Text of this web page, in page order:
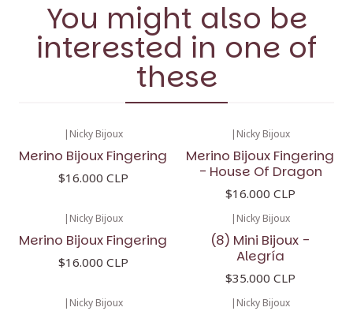
You might also be
interested in one of
these
| Nicky Bijoux
Merino Bijoux Fingering
$16.000 CLP
| Nicky Bijoux
Merino Bijoux Fingering
- House Of Dragon
$16.000 CLP
| Nicky Bijoux
Merino Bijoux Fingering
$16.000 CLP
| Nicky Bijoux
(8) Mini Bijoux -
Alegría
$35.000 CLP
| Nicky Bijoux | Nicky Bijoux